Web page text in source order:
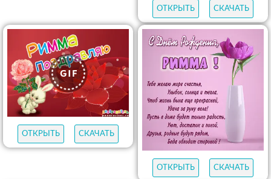
ОТКРЫТЬ СКАЧАТЬ
ОТКРЫТЬ СКАЧАТЬ
ОТКРЫТЬ СКАЧАТЬ